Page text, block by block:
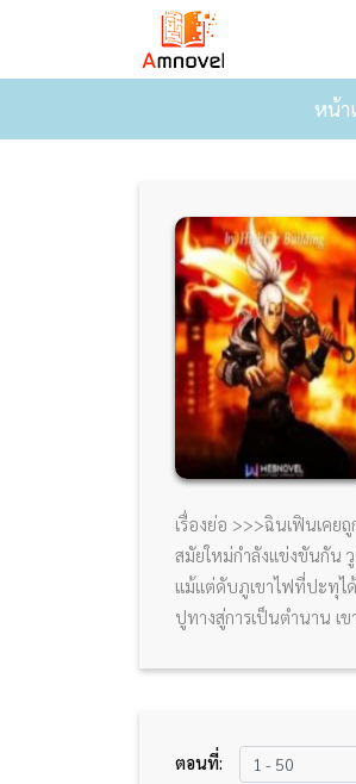
หน้า
เรื่องย่อ >>>ฉินเฟินเคย
สมัยใหม่กำลังแข่งขันกัน
แม้แต่ดับภูเขาไฟที่ปะทุไ
ปูทางสู่การเป็นตำนาน เ
ตอนที่: